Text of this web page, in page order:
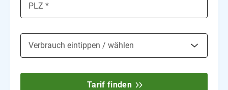
PLZ *
Verbrauch eintippen / wählen
Tarif finden